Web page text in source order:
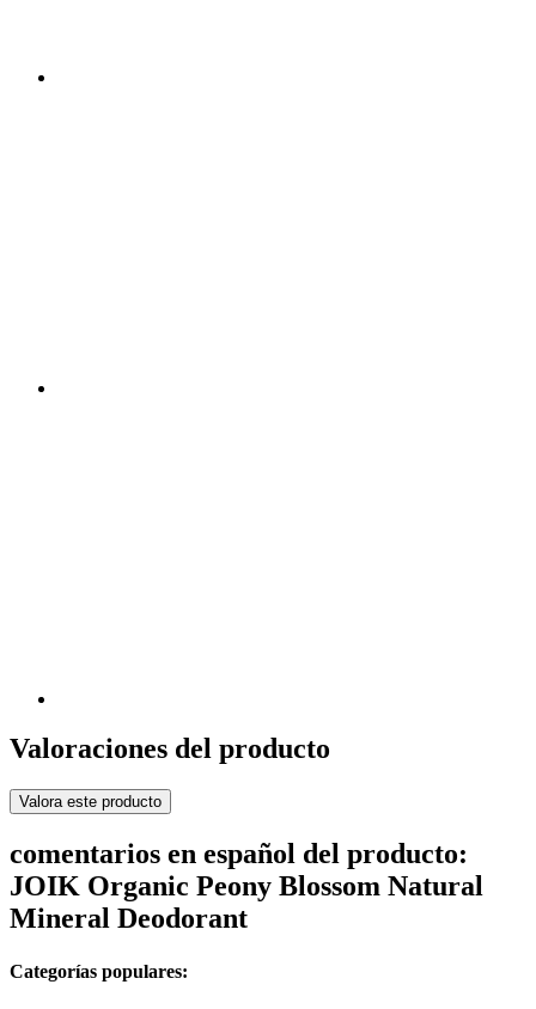
Valoraciones del producto
Valora este producto
comentarios en español del producto:
JOIK Organic Peony Blossom Natural
Mineral Deodorant
Categorías populares: